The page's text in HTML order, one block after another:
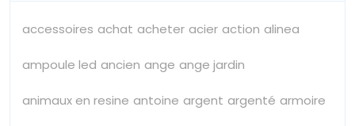
accessoires achat acheter acier action alinea
ampoule led ancien ange ange jardin
animaux en resine antoine argent argenté armoire